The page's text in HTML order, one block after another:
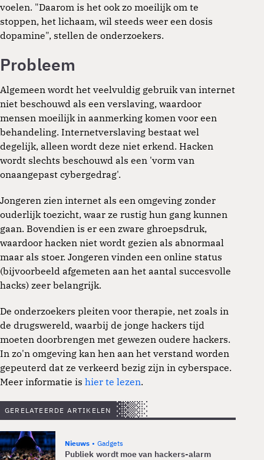
voelen. "Daarom is het ook zo moeilijk om te
stoppen, het lichaam, wil steeds weer een dosis
dopamine", stellen de onderzoekers.
Probleem
Algemeen wordt het veelvuldig gebruik van internet
niet beschouwd als een verslaving, waardoor
mensen moeilijk in aanmerking komen voor een
behandeling. Internetverslaving bestaat wel
degelijk, alleen wordt deze niet erkend. Hacken
wordt slechts beschouwd als een 'vorm van
onaangepast cybergedrag'.
Jongeren zien internet als een omgeving zonder
ouderlijk toezicht, waar ze rustig hun gang kunnen
gaan. Bovendien is er een zware ghroepsdruk,
waardoor hacken niet wordt gezien als abnormaal
maar als stoer. Jongeren vinden een online status
(bijvoorbeeld afgemeten aan het aantal succesvolle
hacks) zeer belangrijk.
De onderzoekers pleiten voor therapie, net zoals in
de drugswereld, waarbij de jonge hackers tijd
moeten doorbrengen met gewezen oudere hackers.
In zo'n omgeving kan hen aan het verstand worden
gepeuterd dat ze verkeerd bezig zijn in cyberspace.
Meer informatie is hier te lezen.
GERELATEERDE ARTIKELEN
Nieuws Gadgets
Publiek wordt moe van hackers-alarm